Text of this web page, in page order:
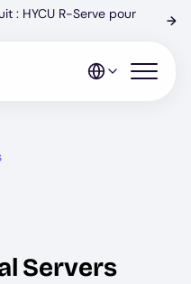
: HYCU R-Serve pour
→
Open
Servers